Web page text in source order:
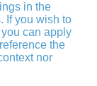
in the
If you wish to
can apply
the
nor